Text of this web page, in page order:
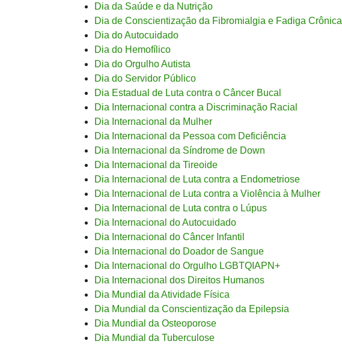
Dia da Saúde e da Nutrição
Dia de Conscientização da Fibromialgia e Fadiga Crônica
Dia do Autocuidado
Dia do Hemofílico
Dia do Orgulho Autista
Dia do Servidor Público
Dia Estadual de Luta contra o Câncer Bucal
Dia Internacional contra a Discriminação Racial
Dia Internacional da Mulher
Dia Internacional da Pessoa com Deficiência
Dia Internacional da Síndrome de Down
Dia Internacional da Tireoide
Dia Internacional de Luta contra a Endometriose
Dia Internacional de Luta contra a Violência à Mulher
Dia Internacional de Luta contra o Lúpus
Dia Internacional do Autocuidado
Dia Internacional do Câncer Infantil
Dia Internacional do Doador de Sangue
Dia Internacional do Orgulho LGBTQIAPN+
Dia Internacional dos Direitos Humanos
Dia Mundial da Atividade Física
Dia Mundial da Conscientização da Epilepsia
Dia Mundial da Osteoporose
Dia Mundial da Tuberculose